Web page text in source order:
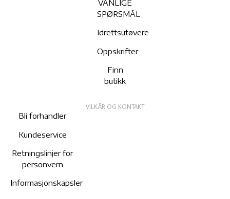
VANLIGE
SPØRSMÅL
Idrettsutøvere
Oppskrifter
Finn
butikk
VILKÅR OG KONTAKT
Bli forhandler
Kundeservice
Retningslinjer for
personvern
Informasjonskapsler